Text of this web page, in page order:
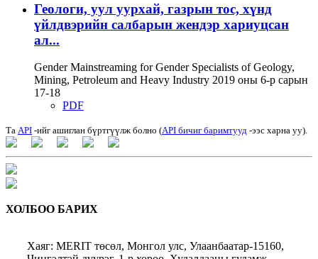
Геологи, уул уурхай, газрын тос, хүнд
үйлдвэрийн салбарын жендэр хариуцсан
ал...
Gender Mainstreaming for Gender Specialists of Geology,
Mining, Petroleum and Heavy Industry 2019 оны 6-р сарын
17-18
PDF
Та API -ийг ашиглан бүртгүүлж болно (API бичиг баримтууд -ээс харна уу).
ХОЛБОО БАРИХ
Хаяг: MERIT төсөл, Монгол улс, Улаанбаатар-15160,